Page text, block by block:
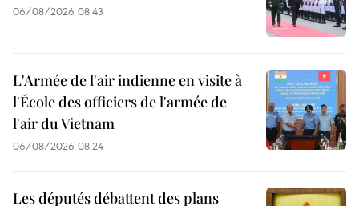
06/08/2026 08:43
L'Armée de l'air indienne en visite à
l'École des officiers de l'armée de
l'air du Vietnam
06/08/2026 08:24
Les députés débattent des plans